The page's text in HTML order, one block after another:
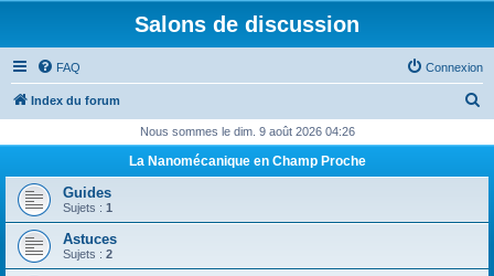
Salons de discussion
FAQ Connexion
Index du forum
h
Nous sommes le dim. 9 août 2026 04:26
La Nanomécanique en Champ Proche
Guides
Sujets : 1
Astuces
Sujets : 2